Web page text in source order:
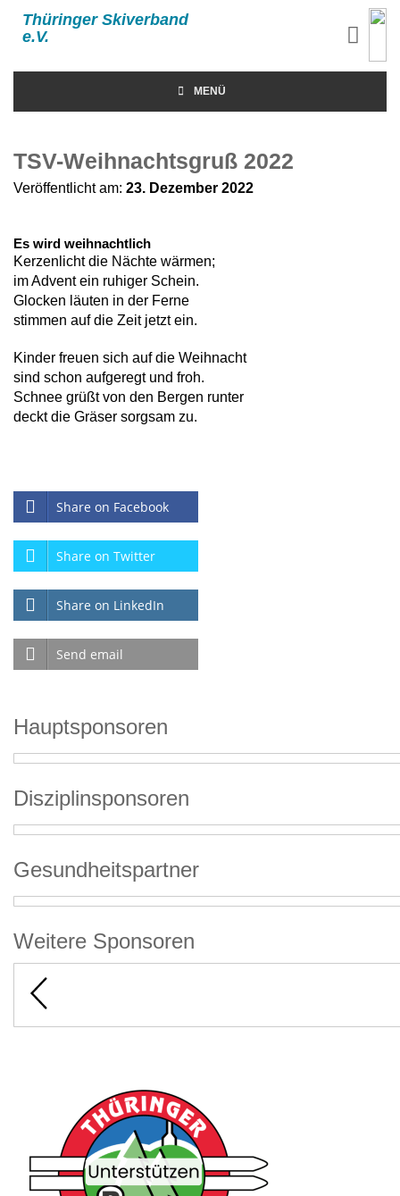
Thüringer Skiverband
e.V.
MENÜ
TSV-Weihnachtsgruß 2022
Veröffentlicht am: 23. Dezember 2022
Es wird weihnachtlich
Kerzenlicht die Nächte wärmen;
im Advent ein ruhiger Schein.
Glocken läuten in der Ferne
stimmen auf die Zeit jetzt ein.
Kinder freuen sich auf die Weihnacht
sind schon aufgeregt und froh.
Schnee grüßt von den Bergen runter
deckt die Gräser sorgsam zu.
Share on Facebook
Share on Twitter
Share on LinkedIn
Send email
Hauptsponsoren
Disziplinsponsoren
Gesundheitspartner
Weitere Sponsoren